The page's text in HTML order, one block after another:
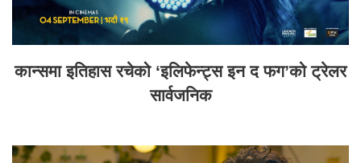
कान्समा इतिहास रचेको ‘इलिफेन्ट्स इन द फग’को ट्रेलर
सार्वजनिक